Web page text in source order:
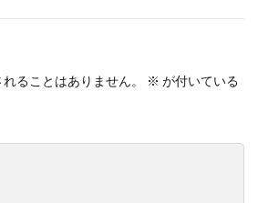
ることはありません。 ※ が付いている